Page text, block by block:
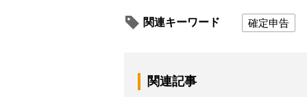
関連キーワード 確定申告
関連記事